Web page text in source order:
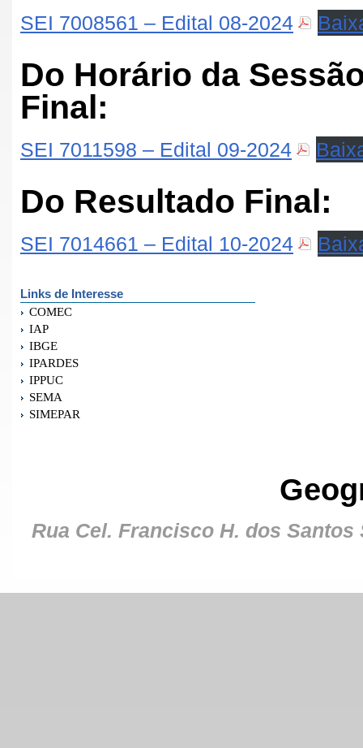
SEI 7008561 – Edital 08-2024
Do Horário da
Final:
SEI 7011598 – Edital 09-2024
Do Resultado Final:
SEI 7014661 – Edital 10-2024
Links de Interesse
COMEC
IAP
IBGE
IPARDES
IPPUC
SEMA
SIMEPAR
Rua Cel. Francisco H. dos